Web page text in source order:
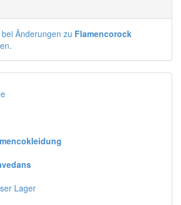
Änderungen zu Flamencorock
Lager